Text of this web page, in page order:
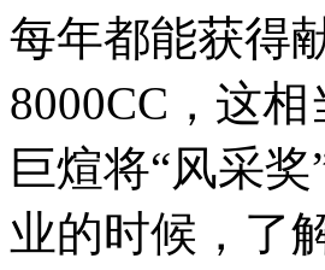
每年都能获得
8000CC，这
巨煊将“风采
业的时候，了